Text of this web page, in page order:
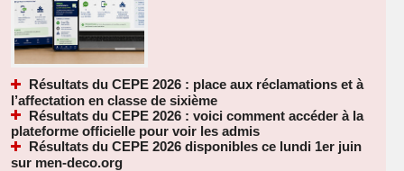
Résultats du CEPE 2026 : place aux réclamations et à
l’affectation en classe de sixième
Résultats du CEPE 2026 : voici comment accéder à la
plateforme officielle pour voir les admis
Résultats du CEPE 2026 disponibles ce lundi 1er juin
sur men-deco.org